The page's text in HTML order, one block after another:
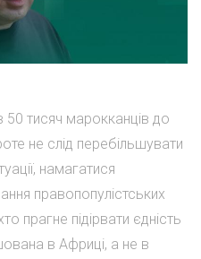
тисяч марокканців до
не слід перебільшувати
намагатися
правопопулістських
прагне підірвати єдність
в Африці, а не в